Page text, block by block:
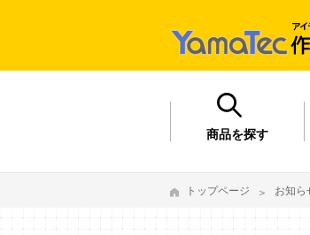
商品を探す
トップページ お知ら